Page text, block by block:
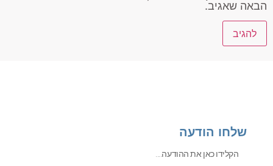
הבאה שאגיב.
שלחו הודעה